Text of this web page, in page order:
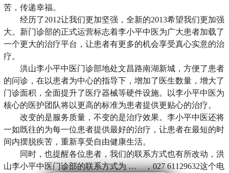
苦，传递幸福。
经历了2012让我们更加坚强，全新的2013希望我们更加强
大。新门诊部的正式运营标志着李小平中医为广大患者加载了
一个更大的治疗平台，让患者有更多的机会享受真心实意的治
疗。
洪山李小平中医门诊部地处文昌路南湖新城，方便了患者
的问诊，在以患者为中心的指导下，增加了医生数量，增大了
门诊面积，全面提升了医疗器械等硬件设施。以李小平中医为
核心的医护团队将以更高的标准为患者提供更贴心的治疗。
改变的是服务质量，不变的是治疗效果。李小平中医还将
一如既往的为每一位患者提供最好的治疗，让患者在最短的时
间内摆脱疾苦，重新享受自由健康生活。
同时，也提醒各位患者，我们的联系方式也有所改动，洪
山李小平中医门诊部的联系方式为 … ，027 61129632这个电